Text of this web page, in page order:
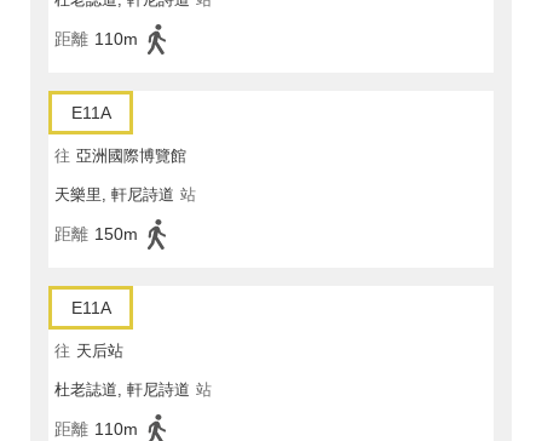
距離 110m
E11A
往 亞洲國際博覽館
天樂里, 軒尼詩道 站
距離 150m
E11A
往 天后站
杜老誌道, 軒尼詩道 站
距離 110m